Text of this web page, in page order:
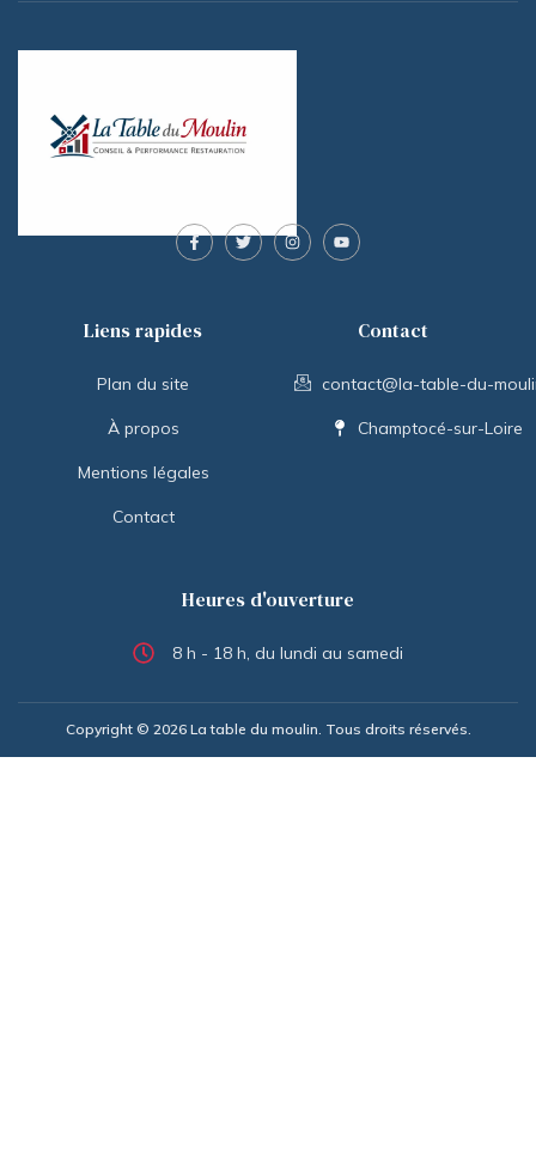
Liens rapides
Plan du site
À propos
Mentions légales
Contact
Contact
contact@la-table-du-
Champtocé-sur-Loire
Heures d'ouverture
8 h - 18 h, du lundi au samedi
Copyright © 2026 La table du moulin. Tous droits réservés.